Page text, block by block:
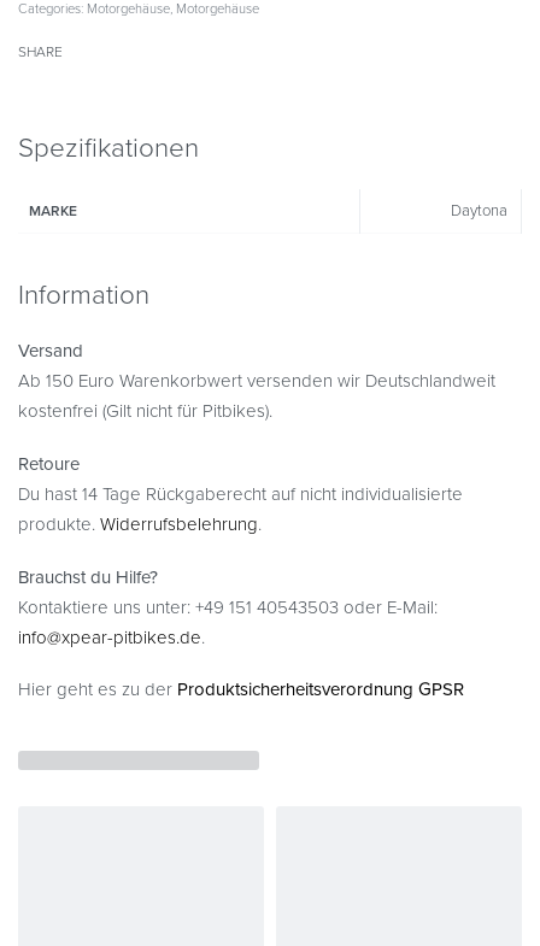
Categories: Motorgehäuse, Motorgehäuse
SHARE
Spezifikationen
MARKE Daytona
Information
Versand
Ab 150 Euro Warenkorbwert versenden wir Deutschlandweit
kostenfrei (Gilt nicht für Pitbikes).
Retoure
Du hast 14 Tage Rückgaberecht auf nicht individualisierte
produkte. Widerrufsbelehrung.
Brauchst du Hilfe?
Kontaktiere uns unter: +49 151 40543503 oder E-Mail:
info@xpear-pitbikes.de.
Hier geht es zu der Produktsicherheitsverordnung GPSR